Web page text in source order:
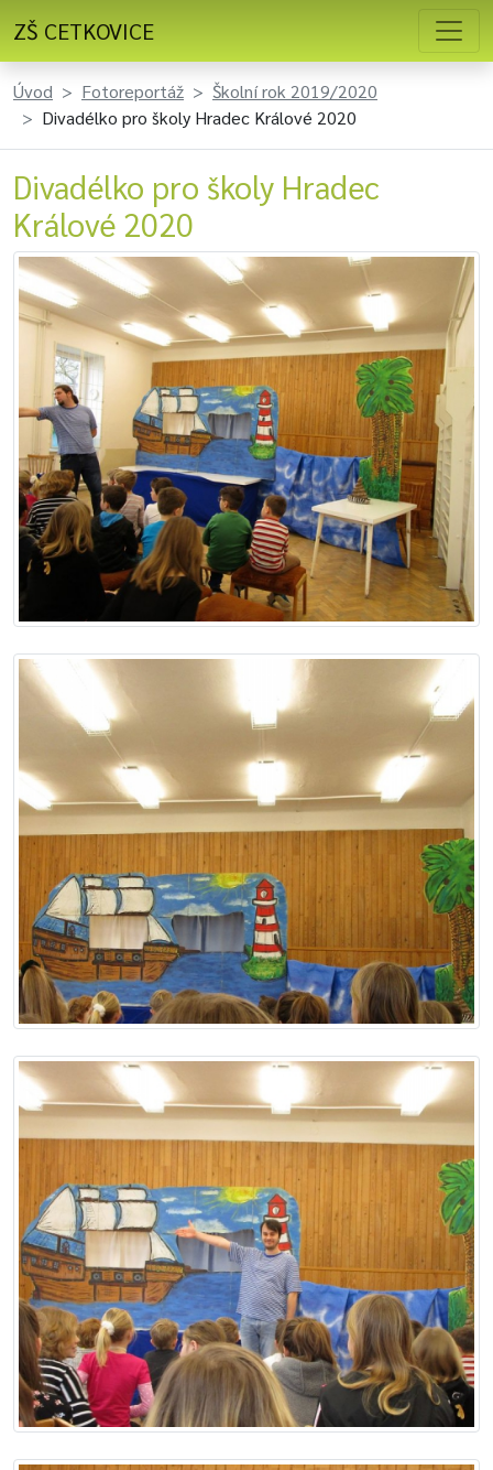
ZŠ CETKOVICE
Úvod Fotoreportáž
Školní rok 2019/2020
Divadélko pro školy Hradec Králové 2020
Divadélko pro školy Hradec
Králové 2020